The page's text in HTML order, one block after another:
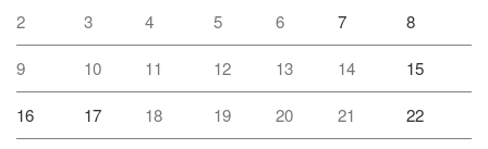
2 3 4 5 6 7 8
9 10 11 12 13 14 15
16 17 18 19 20 21 22